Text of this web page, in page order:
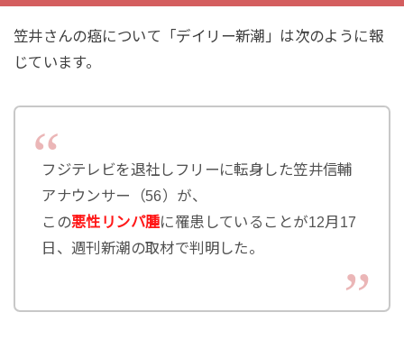
笠井さんの癌について「デイリー新潮」は次のように報
じています。
フジテレビを退社しフリーに転身した笠井信輔
アナウンサー（56）が、
この悪性リンパ腫に罹患していることが12月17
日、週刊新潮の取材で判明した。